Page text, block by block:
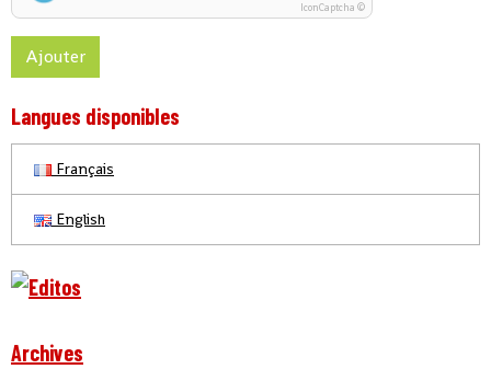
IconCaptcha ©
Ajouter
Langues disponibles
Français
English
Archives